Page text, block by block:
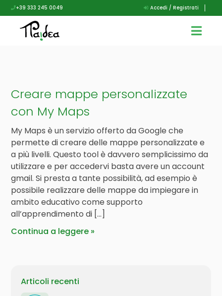
+39 333 245 0049 Accedi / Registrati
Creare mappe personalizzate
con My Maps
My Maps è un servizio offerto da Google che
permette di creare delle mappe personalizzate e
a più livelli. Questo tool è davvero semplicissimo da
utilizzare e per accedervi basta avere un account
gmail. Si presta a tante possibilità, ad esempio è
possibile realizzare delle mappe da impiegare in
ambito educativo come supporto
all’apprendimento di […]
Continua a leggere
Articoli recenti